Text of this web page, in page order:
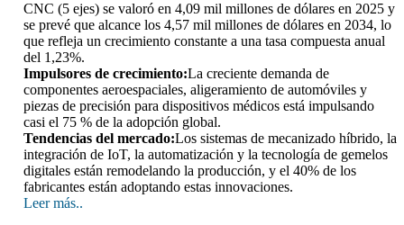
CNC (5 ejes) se valoró en 4,09 mil millones de dólares en 2025 y
se prevé que alcance los 4,57 mil millones de dólares en 2034, lo
que refleja un crecimiento constante a una tasa compuesta anual
del 1,23%.
Impulsores de crecimiento:La creciente demanda de
componentes aeroespaciales, aligeramiento de automóviles y
piezas de precisión para dispositivos médicos está impulsando
casi el 75 % de la adopción global.
Tendencias del mercado:Los sistemas de mecanizado híbrido, la
integración de IoT, la automatización y la tecnología de gemelos
digitales están remodelando la producción, y el 40% de los
fabricantes están adoptando estas innovaciones.
Leer más..